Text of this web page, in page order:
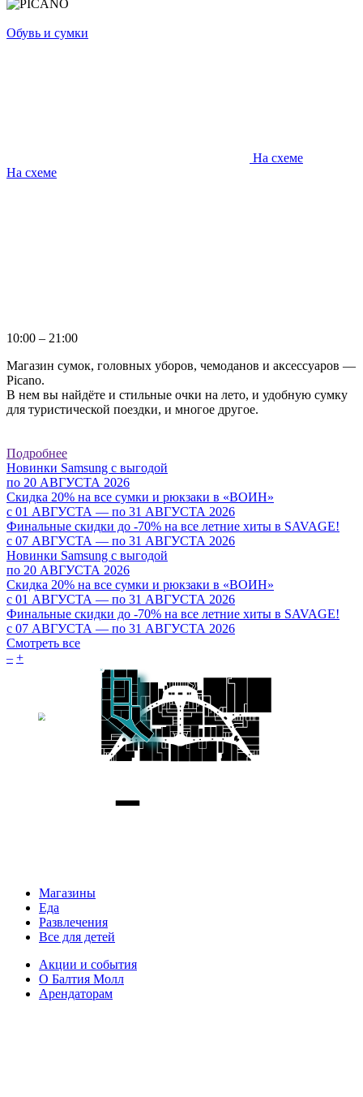
Обувь и сумки
На схеме
На схеме
10:00 – 21:00
Магазин сумок, головных уборов, чемоданов и аксессуаров —
Picano.
В нем вы найдёте и стильные очки на лето, и удобную сумку
для туристической поездки, и многое другое.
Подробнее
Новинки Samsung с выгодой
по 20 АВГУСТА 2026
Скидка 20% на все сумки и рюкзаки в «ВОИН»
с 01 АВГУСТА — по 31 АВГУСТА 2026
Финальные скидки до -70% на все летние хиты в SAVAGE!
с 07 АВГУСТА — по 31 АВГУСТА 2026
Новинки Samsung с выгодой
по 20 АВГУСТА 2026
Скидка 20% на все сумки и рюкзаки в «ВОИН»
c 01 АВГУСТА — по 31 АВГУСТА 2026
Финальные скидки до -70% на все летние хиты в SAVAGE!
c 07 АВГУСТА — по 31 АВГУСТА 2026
Смотреть все
– +
Магазины
Еда
Развлечения
Все для детей
Акции и события
О Балтия Молл
Арендаторам